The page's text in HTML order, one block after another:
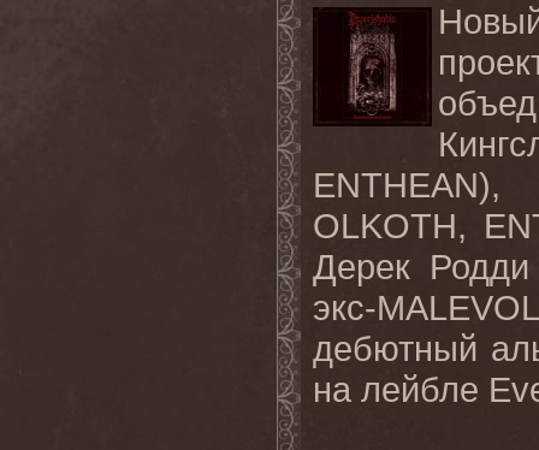
ENTHEAN),
OLKOTH,
Дерек
экс-
дебютный
на лейбле